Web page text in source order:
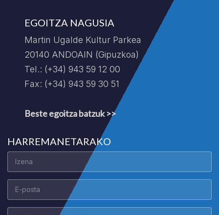
EGOITZA NAGUSIA
Martin Ugalde Kultur Parkea
20140 ANDOAIN (Gipuzkoa)
Tel.: (+34) 943 59 12 00
Fax: (+34) 943 59 30 51
Beste egoitza batzuk >>
HARREMANETARAKO